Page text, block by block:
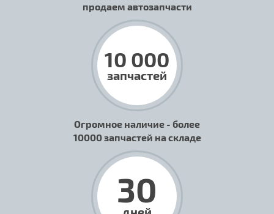
продаем автозапчасти
10 000
запчастей
Огромное наличие - более
10000 запчастей на складе
30